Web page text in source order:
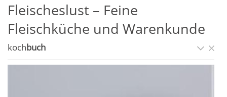
Fleischeslust – Feine
Fleischküche und Warenkunde
kochbuch